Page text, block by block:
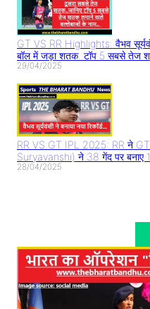
GT VS RR Highlights: वैभव
बॉल में जड़ा शतक..टॉप 5 सबसे तेज
29/04/2025
RR VS GT IPL 2025: RR ने GT
Suryavanshi) ने 38 गेंद पर बनाए
28/04/2025